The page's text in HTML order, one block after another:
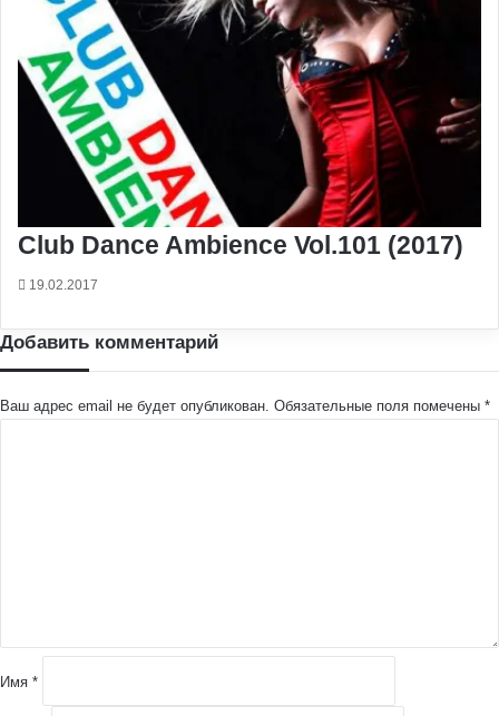
Club Dance Ambience Vol.101 (2017)
19.02.2017
Добавить комментарий
Ваш адрес email не будет опубликован. Обязательные поля помечены *
и
йИмя *